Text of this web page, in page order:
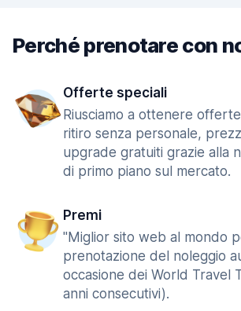
Perché prenotare con
Offerte speciali
Riusciamo a ottenere
ritiro senza personale,
upgrade gratuiti grazie alla
di primo piano sul mercato.
Premi
"Miglior sito web al mondo
prenotazione del noleggio
occasione dei World Travel
anni consecutivi).